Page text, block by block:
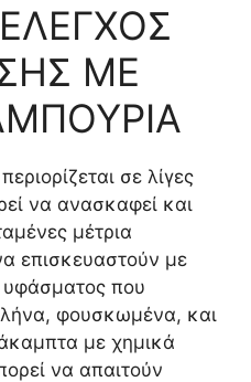
ΜΕ
σε λίγες
να ανασκαφεί και
μέτρια
επισκευαστούν με
που
φουσκωμένα, και
με χημικά
να απαιτούν